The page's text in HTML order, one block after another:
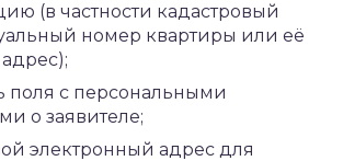
(в частности кадастровый
номер квартиры или её
поля с персональными
о заявителе;
электронный адрес для